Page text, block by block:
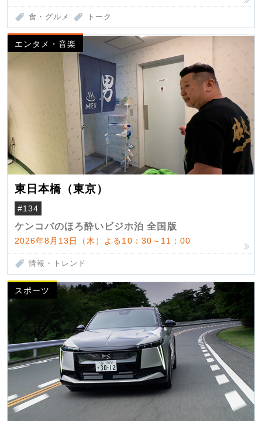
食・グルメ トーク
エンタメ・音楽
東日本橋（東京）
#134
ケンコバのほろ酔いビジホ泊 全国版
2026年8月13日（木）よる10：30～11：00
情報・トレンド
スポーツ